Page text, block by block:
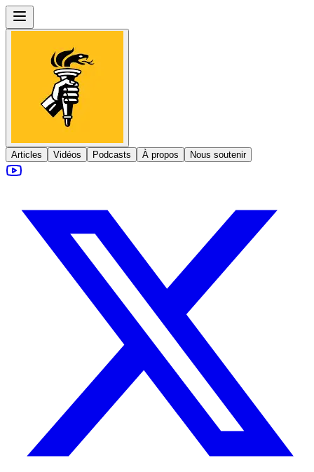
Articles Vidéos Podcasts À propos Nous soutenir